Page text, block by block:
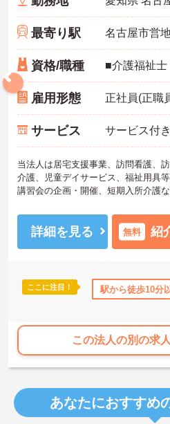
年間休日110日以上 資格
最寄り駅
資格/職種 ■介護福祉士
雇用形態 正社員(正職
サービス
当法人は居宅支援事業、訪問看護、
介護、児童デイサービス、福祉用具
講習会の企画・開催、短期入所介護
の女性の働き方への理解があります。
また、現場での経験を生かし、施設
ャリアチェンジを目指すことも可能で
詳細を見る 無料 紹
ここに注目！ 駅から徒歩10分
この法人の別の求
あなたにおすすめ